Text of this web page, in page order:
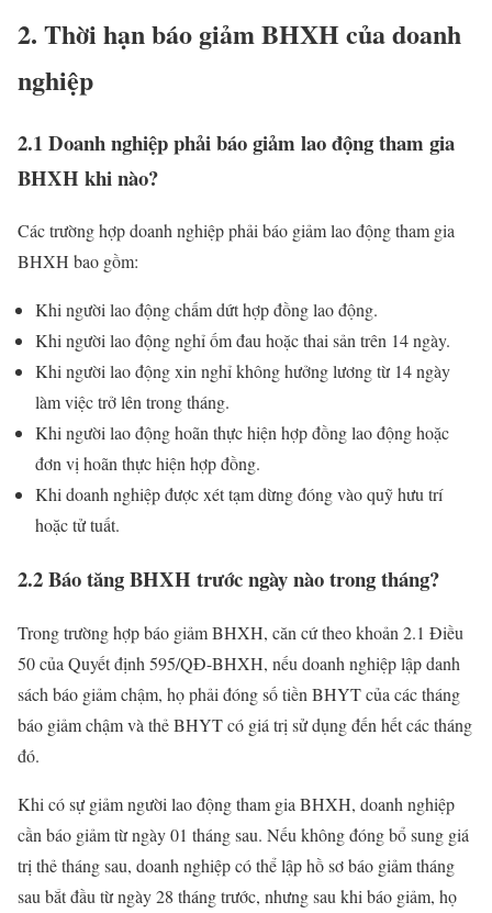
2. Thời hạn báo giảm BHXH của doanh
nghiệp
2.1 Doanh nghiệp phải báo giảm lao động tham gia
BHXH khi nào?
Các trường hợp doanh nghiệp phải báo giảm lao động tham gia
BHXH bao gồm:
Khi người lao động chấm dứt hợp đồng lao động.
Khi người lao động nghỉ ốm đau hoặc thai sản trên 14 ngày.
Khi người lao động xin nghỉ không hưởng lương từ 14 ngày
làm việc trở lên trong tháng.
Khi người lao động hoãn thực hiện hợp đồng lao động hoặc
đơn vị hoãn thực hiện hợp đồng.
Khi doanh nghiệp được xét tạm dừng đóng vào quỹ hưu trí
hoặc tử tuất.
2.2 Báo tăng BHXH trước ngày nào trong tháng?
Trong trường hợp báo giảm BHXH, căn cứ theo khoản 2.1 Điều
50 của Quyết định 595/QĐ-BHXH, nếu doanh nghiệp lập danh
sách báo giảm chậm, họ phải đóng số tiền BHYT của các tháng
báo giảm chậm và thẻ BHYT có giá trị sử dụng đến hết các tháng
đó.
Khi có sự giảm người lao động tham gia BHXH, doanh nghiệp
cần báo giảm từ ngày 01 tháng sau. Nếu không đóng bổ sung giá
trị thẻ tháng sau, doanh nghiệp có thể lập hồ sơ báo giảm tháng
sau bắt đầu từ ngày 28 tháng trước, nhưng sau khi báo giảm, họ